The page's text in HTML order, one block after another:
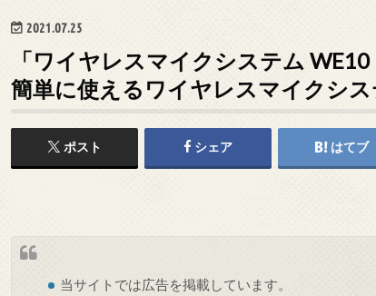
2021.07.25
「ワイヤレスマイクシステム
簡単に使えるワイヤレスマイクシス
ポスト シェア はてブ
当サイトでは広告を掲載しています。